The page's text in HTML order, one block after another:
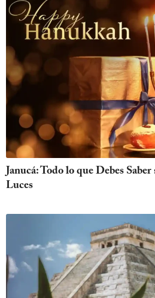
Janucá: Todo lo que Debes
Luces